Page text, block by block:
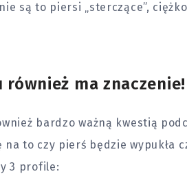
są to piersi „sterczące”,
ma znaczenie!
bardzo ważną kwestią
to czy pierś będzie wypukła
3 profile: